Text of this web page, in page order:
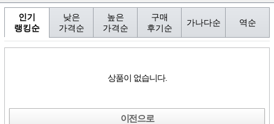
인기
랭킹순
낮은
가격순
높은
가격순
구매
후기순
가나다순 역순
상품이 없습니다.
이전으로